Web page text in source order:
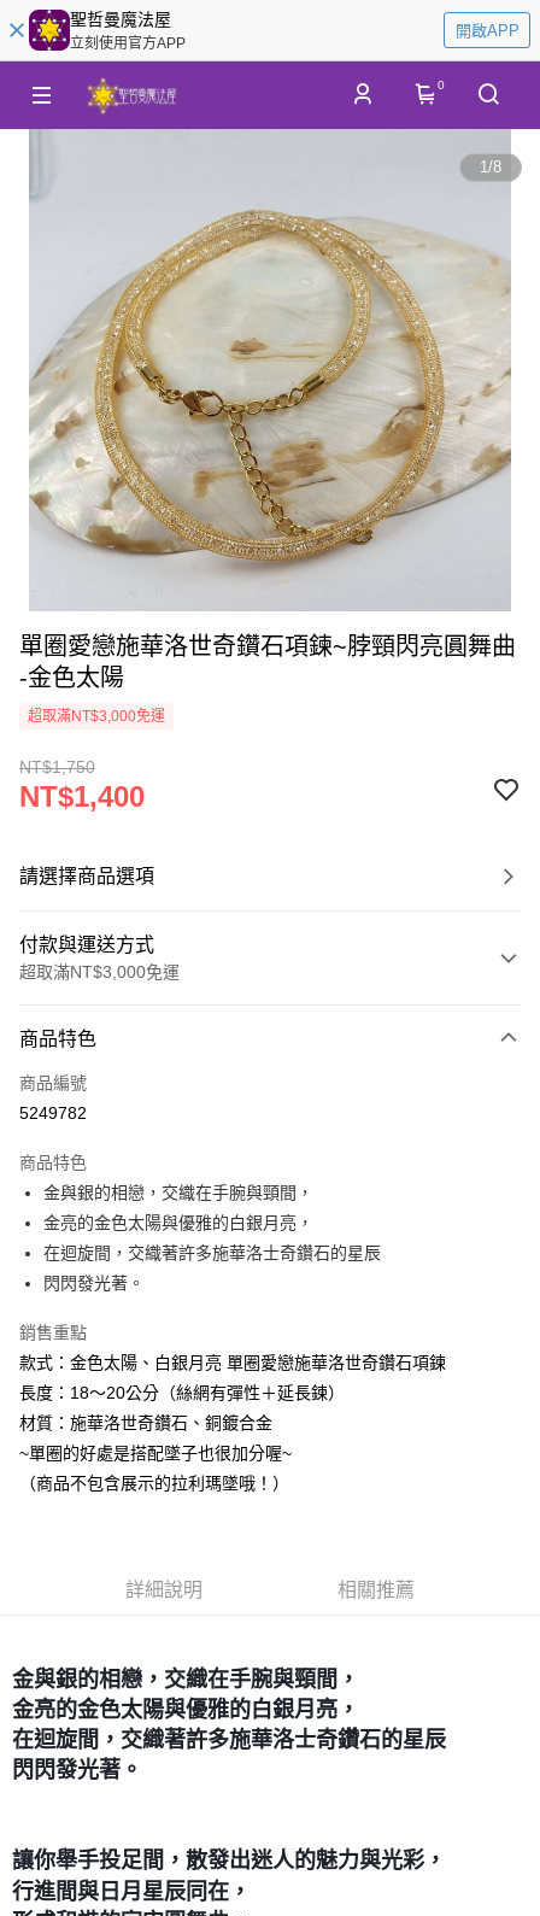
聖哲曼魔法屋
立刻使用官方APP
開啟APP
0
1/8
單圈愛戀施華洛世奇鑽石項鍊~脖頸閃亮圓舞曲
-金色太陽
超取滿NT$3,000免運
NT$1,750
NT$1,400
請選擇商品選項
付款與運送方式
超取滿NT$3,000免運
信用卡一次付款
超商取貨付款
Apple Pay
街口支付
悠遊付
ATM付款
全家取貨付款
每筆NT$80，滿NT$3,000(含以上)免運費
7-11取貨付款
每筆NT$80，滿NT$3,000(含以上)免運費
付款後門市自取
免運費
商品特色
商品編號
5249782
商品特色
金與銀的相戀，交織在手腕與頸間，
金亮的金色太陽與優雅的白銀月亮，
在迴旋間，交織著許多施華洛士奇鑽石的星辰
閃閃發光著。
銷售重點
款式：金色太陽、白銀月亮 單圈愛戀施華洛世奇鑽石項鍊
長度：18～20公分（絲網有彈性＋延長鍊）
材質：施華洛世奇鑽石、銅鍍合金
~單圈的好處是搭配墜子也很加分喔~
（商品不包含展示的拉利瑪墜哦！）
詳細說明 相關推薦
金與銀的相戀，交織在手腕與頸間，
金亮的金色太陽與優雅的白銀月亮，
在迴旋間，交織著許多施華洛士奇鑽石的星辰
閃閃發光著。
讓你舉手投足間，散發出迷人的魅力與光彩，
行進間與日月星辰同在，